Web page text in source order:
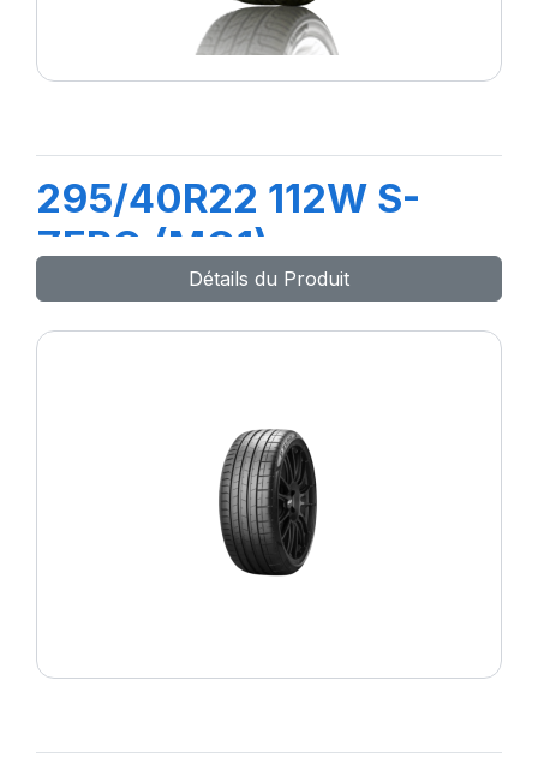
295/40R22 112W S-
ZERO (MO1)
Détails du Produit